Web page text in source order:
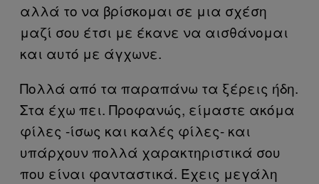
αλλά το να βρίσκομαι σε μια σχέση
μαζί σου έτσι με έκανε να αισθάνομαι
και αυτό με άγχωνε.
Πολλά από τα παραπάνω τα ξέρεις ήδη.
Στα έχω πει. Προφανώς, είμαστε ακόμα
φίλες -ίσως και καλές φίλες- και
υπάρχουν πολλά χαρακτηριστικά σου
που είναι φανταστικά. Έχεις μεγάλη